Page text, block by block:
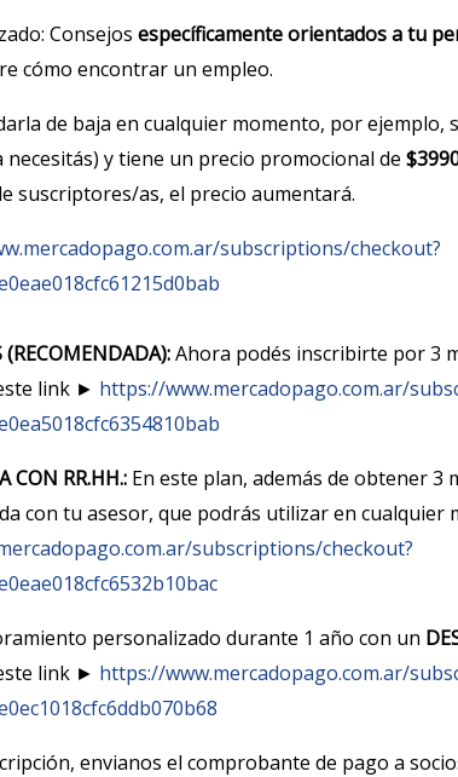
Consejos específicamente orientados a tu
cómo encontrar un empleo.
de baja en cualquier momento, por ejemplo,
y tiene un precio promocional de
suscriptores/as, el precio aumentará.
subscriptions/checkout?
Ahora podés inscribirte por 3
link ► https://www.mercadopago.com.ar/
CON RR.HH.:En este plan, además de obtener 3
con tu asesor, que podrás utilizar en cualquier
subscriptions/checkout?
personalizado durante 1 año con un
link ► https://www.mercadopago.com.ar/
envianos el comprobante de pago a